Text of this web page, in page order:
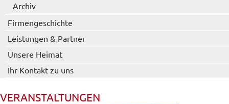
Archiv
Firmengeschichte
Leistungen & Partner
Unsere Heimat
Ihr Kontakt zu uns
VERANSTALTUNGEN